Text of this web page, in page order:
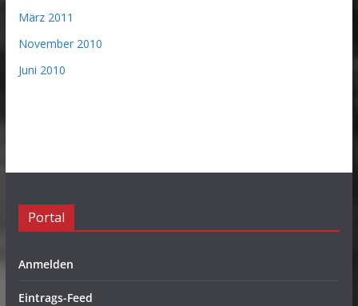
März 2011
November 2010
Juni 2010
Portal
Anmelden
Eintrags-Feed